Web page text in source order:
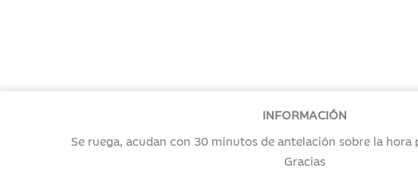
INFORMACIÓN
Se ruega, acudan con 30 minutos de antelación sobre la
Gracias